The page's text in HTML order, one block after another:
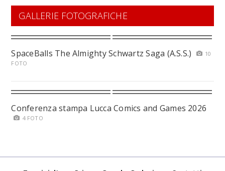
GALLERIE FOTOGRAFICHE
SpaceBalls The Almighty Schwartz Saga (A.S.S.)
10
FOTO
Conferenza stampa Lucca Comics and Games 2026
4 FOTO